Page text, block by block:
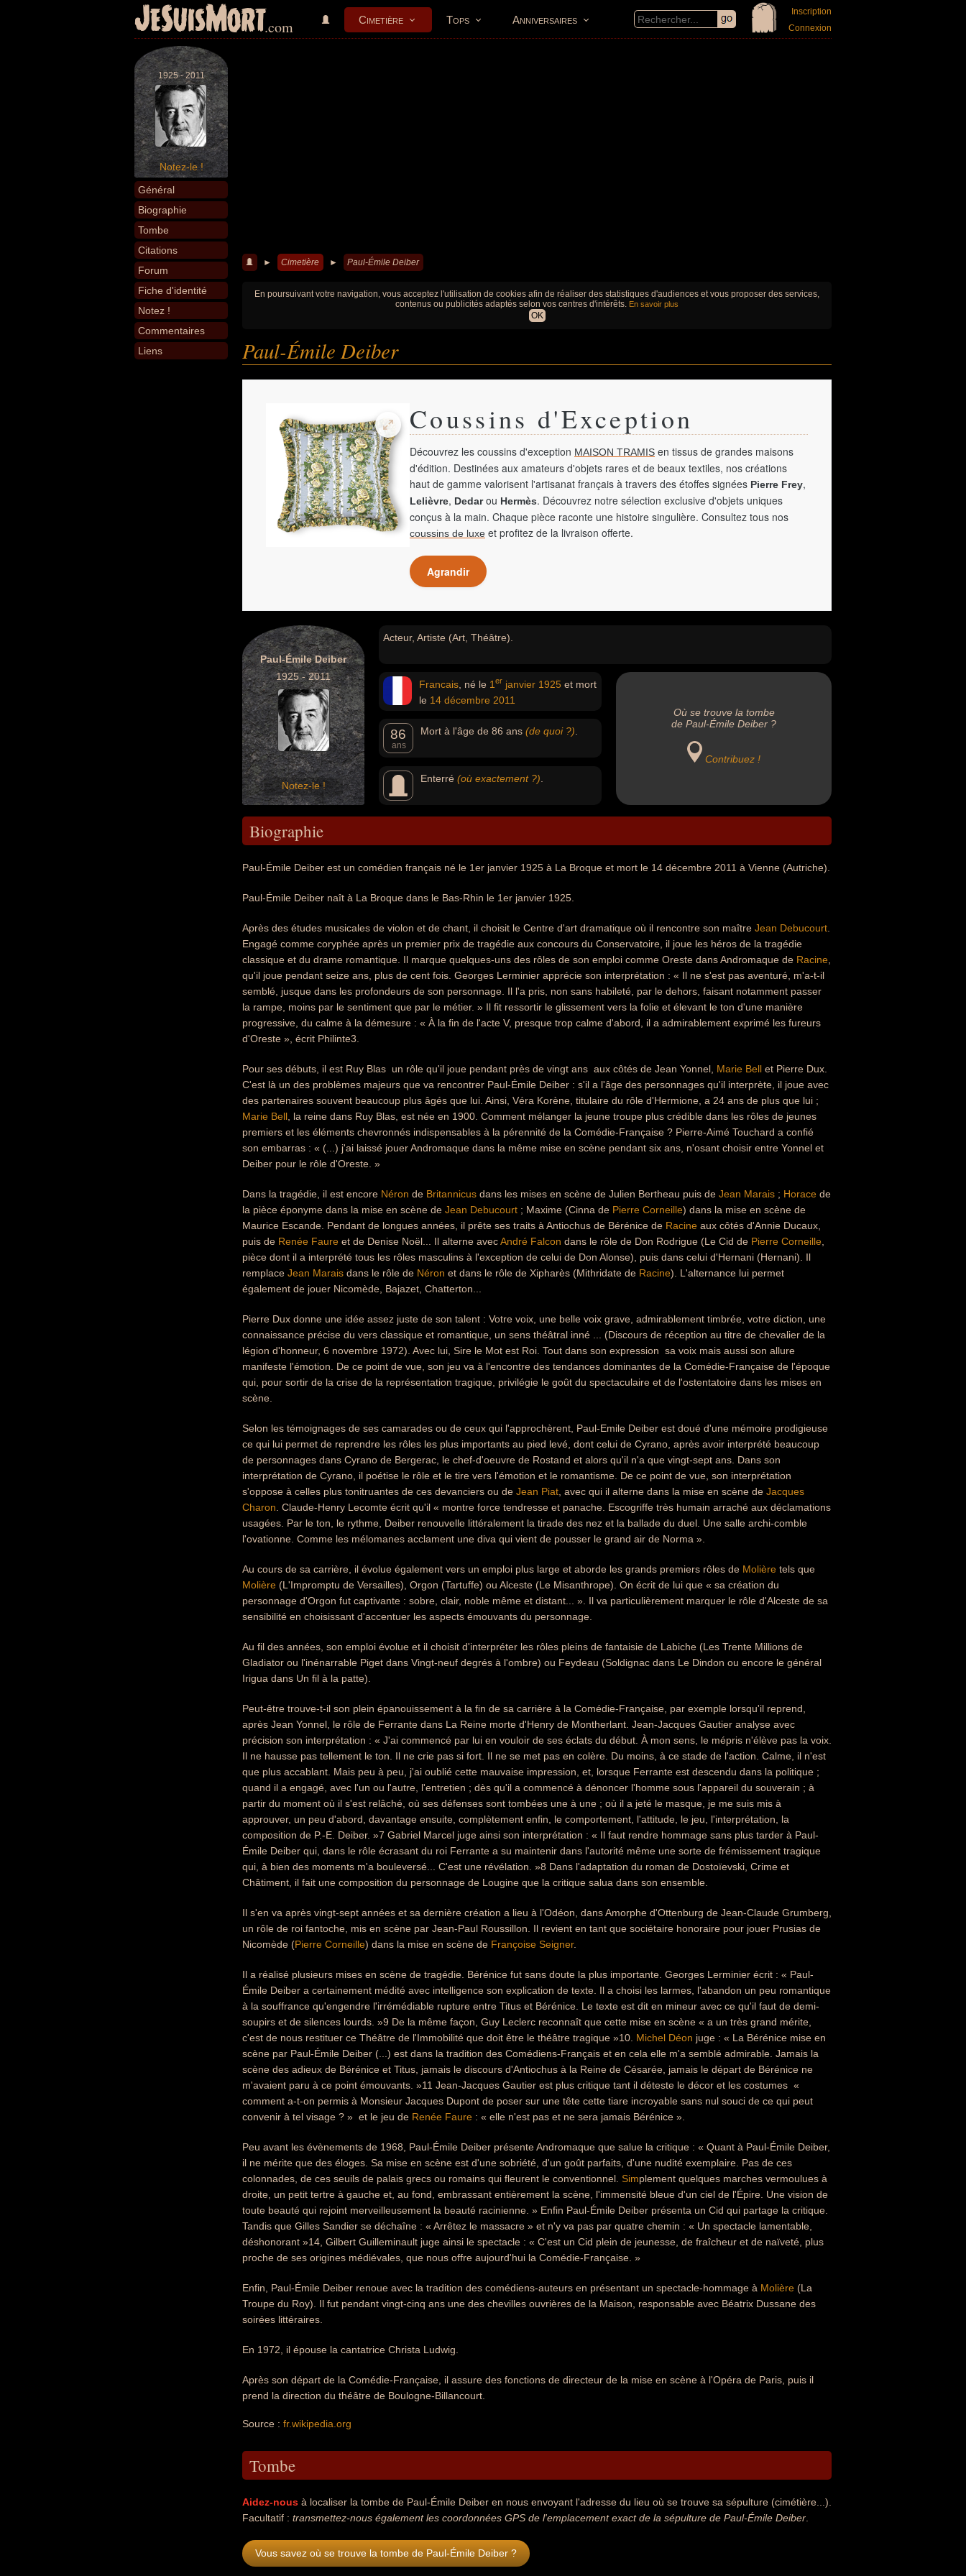
JeSuisMort.com Cimetière Tops Anniversaires
Inscription
Connexion
1925 - 2011
Notez-le !
Général
Biographie
Tombe
Citations
Forum
Fiche d'identité
Notez !
Commentaires
Liens
► Cimetière ► Paul-Émile Deiber
En poursuivant votre navigation, vous acceptez l'utilisation de cookies afin de réaliser des statistiques d'audiences et vous proposer des services,
contenus ou publicités adaptés selon vos centres d'intérêts. En savoir plus
OK
Paul-Émile Deiber
Coussins d'Exception
Découvrez les coussins d'exception MAISON TRAMIS en tissus de grandes maisons
d'édition. Destinées aux amateurs d'objets rares et de beaux textiles, nos créations
haut de gamme valorisent l'artisanat français à travers des étoffes signées Pierre Frey,
Lelièvre, Dedarou Hermès. Découvrez notre sélection exclusive d'objets uniques
conçus à la main. Chaque pièce raconte une histoire singulière. Consultez tous nos
coussins de luxe et profitez de la livraison offerte.
Agrandir
Paul-Émile Deiber
1925 - 2011
Notez-le !
Acteur, Artiste (Art, Théâtre).
Francais , né le 1 er janvier 1925 et mort
le 14 décembre 2011
86
ans
Mort à l'âge de 86 ans (de quoi ?)
Enterré (où exactement ?)
Où se trouve la tombe
de Paul-Émile Deiber ?
Contribuez !
Biographie
Paul-Émile Deiber est un comédien français né le 1er janvier 1925 à La Broque et mort le 14 décembre 2011 à Vienne (Autriche).
Paul-Émile Deiber naît à La Broque dans le Bas-Rhin le 1er janvier 1925.
Après des études musicales de violon et de chant, il choisit le Centre d'art dramatique où il rencontre son maître Jean Debucourt
Engagé comme coryphée après un premier prix de tragédie aux concours du Conservatoire, il joue les héros de la tragédie
classique et du drame romantique. Il marque quelques-uns des rôles de son emploi comme Oreste dans Andromaque de Racine
qu'il joue pendant seize ans, plus de cent fois. Georges Lerminier apprécie son interprétation : « Il ne s'est pas aventuré, m'a-t-il
semblé, jusque dans les profondeurs de son personnage. Il l'a pris, non sans habileté, par le dehors, faisant notamment passer
la rampe, moins par le sentiment que par le métier. » Il fit ressortir le glissement vers la folie et élevant le ton d'une manière
progressive, du calme à la démesure : « À la fin de l'acte V, presque trop calme d'abord, il a admirablement exprimé les fureurs
d'Oreste », écrit Philinte3.
Pour ses débuts, il est Ruy Blas  un rôle qu'il joue pendant près de vingt ans  aux côtés de Jean Yonnel, Marie Bell et Pierre Dux.
C'est là un des problèmes majeurs que va rencontrer Paul-Émile Deiber : s'il a l'âge des personnages qu'il interprète, il joue avec
des partenaires souvent beaucoup plus âgés que lui. Ainsi, Véra Korène, titulaire du rôle d'Hermione, a 24 ans de plus que lui ;
Marie Bell , la reine dans Ruy Blas, est née en 1900. Comment mélanger la jeune troupe plus crédible dans les rôles de jeunes
premiers et les éléments chevronnés indispensables à la pérennité de la Comédie-Française ? Pierre-Aimé Touchard a confié
son embarras : « (...) j'ai laissé jouer Andromaque dans la même mise en scène pendant six ans, n'osant choisir entre Yonnel et
Deiber pour le rôle d'Oreste. »
Dans la tragédie, il est encore Néron de Britannicus dans les mises en scène de Julien Bertheau puis de Jean Marais ; Horace de
la pièce éponyme dans la mise en scène de Jean Debucourt ; Maxime (Cinna de Pierre Corneille) dans la mise en scène de
Maurice Escande. Pendant de longues années, il prête ses traits à Antiochus de Bérénice de Racine aux côtés d'Annie Ducaux,
puis de Renée Faure et de Denise Noël... Il alterne avecAndré Falcon dans le rôle de Don Rodrigue (Le Cid de Pierre Corneille
pièce dont il a interprété tous les rôles masculins à l'exception de celui de Don Alonse), puis dans celui d'Hernani (Hernani). Il
remplace Jean Marais dans le rôle de Néron et dans le rôle de Xipharès (Mithridate de Racine). L'alternance lui permet
également de jouer Nicomède, Bajazet, Chatterton...
Pierre Dux donne une idée assez juste de son talent : Votre voix, une belle voix grave, admirablement timbrée, votre diction, une
connaissance précise du vers classique et romantique, un sens théâtral inné ... (Discours de réception au titre de chevalier de la
légion d'honneur, 6 novembre 1972). Avec lui, Sire le Mot est Roi. Tout dans son expression  sa voix mais aussi son allure 
manifeste l'émotion. De ce point de vue, son jeu va à l'encontre des tendances dominantes de la Comédie-Française de l'époque
qui, pour sortir de la crise de la représentation tragique, privilégie le goût du spectaculaire et de l'ostentatoire dans les mises en
scène.
Selon les témoignages de ses camarades ou de ceux qui l'approchèrent, Paul-Emile Deiber est doué d'une mémoire prodigieuse
ce qui lui permet de reprendre les rôles les plus importants au pied levé, dont celui de Cyrano, après avoir interprété beaucoup
de personnages dans Cyrano de Bergerac, le chef-d'oeuvre de Rostand et alors qu'il n'a que vingt-sept ans. Dans son
interprétation de Cyrano, il poétise le rôle et le tire vers l'émotion et le romantisme. De ce point de vue, son interprétation
s'oppose à celles plus tonitruantes de ces devanciers ou de Jean Piat , avec qui il alterne dans la mise en scène de Jacques
Charon . Claude-Henry Lecomte écrit qu'il « montre force tendresse et panache. Escogriffe très humain arraché aux déclamations
usagées. Par le ton, le rythme, Deiber renouvelle littéralement la tirade des nez et la ballade du duel. Une salle archi-comble
l'ovationne. Comme les mélomanes acclament une diva qui vient de pousser le grand air de Norma ».
Au cours de sa carrière, il évolue également vers un emploi plus large et aborde les grands premiers rôles de Molière tels que
Molière (L'Impromptu de Versailles), Orgon (Tartuffe) ou Alceste (Le Misanthrope). On écrit de lui que « sa création du
personnage d'Orgon fut captivante : sobre, clair, noble même et distant... ». Il va particulièrement marquer le rôle d'Alceste de sa
sensibilité en choisissant d'accentuer les aspects émouvants du personnage.
Au fil des années, son emploi évolue et il choisit d'interpréter les rôles pleins de fantaisie de Labiche (Les Trente Millions de
Gladiator ou l'inénarrable Piget dans Vingt-neuf degrés à l'ombre) ou Feydeau (Soldignac dans Le Dindon ou encore le général
Irigua dans Un fil à la patte).
Peut-être trouve-t-il son plein épanouissement à la fin de sa carrière à la Comédie-Française, par exemple lorsqu'il reprend,
après Jean Yonnel, le rôle de Ferrante dans La Reine morte d'Henry de Montherlant. Jean-Jacques Gautier analyse avec
précision son interprétation : « J'ai commencé par lui en vouloir de ses éclats du début. À mon sens, le mépris n'élève pas la voix.
Il ne hausse pas tellement le ton. Il ne crie pas si fort. Il ne se met pas en colère. Du moins, à ce stade de l'action. Calme, il n'est
que plus accablant. Mais peu à peu, j'ai oublié cette mauvaise impression, et, lorsque Ferrante est descendu dans la politique ;
quand il a engagé, avec l'un ou l'autre, l'entretien ; dès qu'il a commencé à dénoncer l'homme sous l'appareil du souverain ; à
partir du moment où il s'est relâché, où ses défenses sont tombées une à une ; où il a jeté le masque, je me suis mis à
approuver, un peu d'abord, davantage ensuite, complètement enfin, le comportement, l'attitude, le jeu, l'interprétation, la
composition de P.-E. Deiber. »7 Gabriel Marcel juge ainsi son interprétation : « Il faut rendre hommage sans plus tarder à Paul-
Émile Deiber qui, dans le rôle écrasant du roi Ferrante a su maintenir dans l'autorité même une sorte de frémissement tragique
qui, à bien des moments m'a bouleversé... C'est une révélation. »8 Dans l'adaptation du roman de Dostoïevski, Crime et
Châtiment, il fait une composition du personnage de Lougine que la critique salua dans son ensemble.
Il s'en va après vingt-sept années et sa dernière création a lieu à l'Odéon, dans Amorphe d'Ottenburg de Jean-Claude Grumberg,
un rôle de roi fantoche, mis en scène par Jean-Paul Roussillon. Il revient en tant que sociétaire honoraire pour jouer Prusias de
Nicomède (Pierre Corneille) dans la mise en scène de Françoise Seigner.
Il a réalisé plusieurs mises en scène de tragédie. Bérénice fut sans doute la plus importante. Georges Lerminier écrit : « Paul-
Émile Deiber a certainement médité avec intelligence son explication de texte. Il a choisi les larmes, l'abandon un peu romantique
à la souffrance qu'engendre l'irrémédiable rupture entre Titus et Bérénice. Le texte est dit en mineur avec ce qu'il faut de demi-
soupirs et de silences lourds. »9 De la même façon, Guy Leclerc reconnaît que cette mise en scène « a un très grand mérite,
c'est de nous restituer ce Théâtre de l'Immobilité que doit être le théâtre tragique »10. Michel Déon juge : « La Bérénice mise en
scène par Paul-Émile Deiber (...) est dans la tradition des Comédiens-Français et en cela elle m'a semblé admirable. Jamais la
scène des adieux de Bérénice et Titus, jamais le discours d'Antiochus à la Reine de Césarée, jamais le départ de Bérénice ne
m'avaient paru à ce point émouvants. »11 Jean-Jacques Gautier est plus critique tant il déteste le décor et les costumes  «
comment a-t-on permis à Monsieur Jacques Dupont de poser sur une tête cette tiare incroyable sans nul souci de ce qui peut
convenir à tel visage ? »  et le jeu de Renée Faure : « elle n'est pas et ne sera jamais Bérénice ».
Peu avant les évènements de 1968, Paul-Émile Deiber présente Andromaque que salue la critique : « Quant à Paul-Émile Deiber,
il ne mérite que des éloges. Sa mise en scène est d'une sobriété, d'un goût parfaits, d'une nudité exemplaire. Pas de ces
colonnades, de ces seuils de palais grecs ou romains qui fleurent le conventionnel. Simplement quelques marches vermoulues à
droite, un petit tertre à gauche et, au fond, embrassant entièrement la scène, l'immensité bleue d'un ciel de l'Épire. Une vision de
toute beauté qui rejoint merveilleusement la beauté racinienne. » Enfin Paul-Émile Deiber présenta un Cid qui partage la critique.
Tandis que Gilles Sandier se déchaîne : « Arrêtez le massacre » et n'y va pas par quatre chemin : « Un spectacle lamentable,
déshonorant »14, Gilbert Guilleminault juge ainsi le spectacle : « C'est un Cid plein de jeunesse, de fraîcheur et de naïveté, plus
proche de ses origines médiévales, que nous offre aujourd'hui la Comédie-Française. »
Enfin, Paul-Émile Deiber renoue avec la tradition des comédiens-auteurs en présentant un spectacle-hommage à Molière (La
Troupe du Roy). Il fut pendant vingt-cinq ans une des chevilles ouvrières de la Maison, responsable avec Béatrix Dussane des
soirées littéraires.
En 1972, il épouse la cantatrice Christa Ludwig.
Après son départ de la Comédie-Française, il assure des fonctions de directeur de la mise en scène à l'Opéra de Paris, puis il
prend la direction du théâtre de Boulogne-Billancourt.
Source : fr.wikipedia.org
Tombe
Aidez-nous à localiser la tombe de Paul-Émile Deiber en nous envoyant l'adresse du lieu où se trouve sa sépulture (cimétière...).
Facultatif : transmettez-nous également les coordonnées GPS de l'emplacement exact de la sépulture de Paul-Émile Deiber
Vous savez où se trouve la tombe de Paul-Émile Deiber ?